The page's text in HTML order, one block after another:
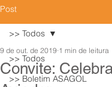
Post
>> Todos
>> Boletim ASAGOL
>> Todos
Convite:
9 de out. de 2019 1 min de leitura